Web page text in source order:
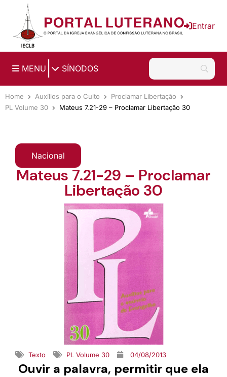
Ir para o conteúdo principal
Entrar
MENU SÍNODOS
Home Auxílios para o Culto
Proclamar Libertação
PL Volume 30
Mateus 7.21-29 – Proclamar Libertação 30
Nacional
Mateus 7.21-29 – Proclamar
Libertação 30
Texto PL Volume 30 04/08/2013
Ouvir a palavra, permitir que ela